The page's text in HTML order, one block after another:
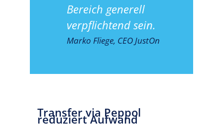
Bereich generell
verpflichtend sein.
Marko Fliege, CEO JustOn
Transfer via Peppol
reduziert Aufwand